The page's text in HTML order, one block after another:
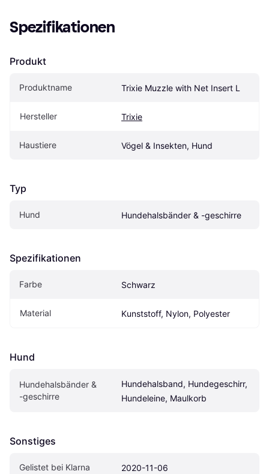
Spezifikationen
Produkt
Produktname Trixie Muzzle with Net Insert L
Hersteller Trixie
Haustiere Vögel & Insekten, Hund
Typ
Hund Hundehalsbänder & -geschirre
Spezifikationen
Farbe Schwarz
Material Kunststoff, Nylon, Polyester
Hund
Hundehalsbänder &
-geschirre
Hundehalsband, Hundegeschirr,
Hundeleine, Maulkorb
Sonstiges
Gelistet bei Klarna 2020-11-06